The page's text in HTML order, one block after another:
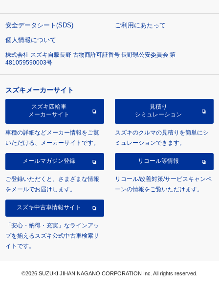
安全データシート(SDS)
ご利用にあたって
個人情報について
株式会社 スズキ自販長野 古物商許可証番号 長野県公安委員会 第
481059590003号
スズキメーカーサイト
スズキ四輪車
メーカーサイト
車種の詳細などメーカー情報をご覧
いただける、メーカーサイトです。
見積り
シミュレーション
スズキのクルマの見積りを簡単にシ
ミュレーションできます。
メールマガジン登録
ご登録いただくと、さまざまな情報
をメールでお届けします。
リコール等情報
リコール/改善対策/サービスキャンペ
ーンの情報をご覧いただけます。
スズキ中古車情報サイト
「安心・納得・充実」なラインアッ
プを揃えるスズキ公式中古車検索サ
イトです。
©2026 SUZUKI JIHAN NAGANO CORPORATION Inc. All rights reserved.